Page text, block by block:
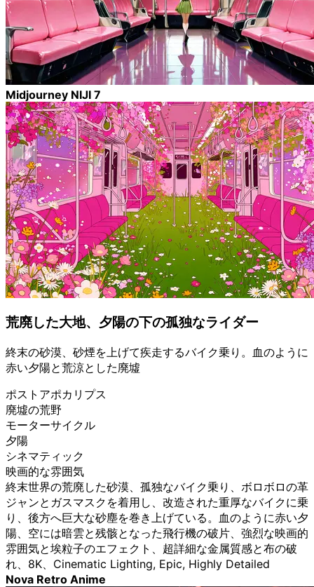
Midjourney NIJI 7
荒廃した大地、夕陽の下の孤独なライダー
終末の砂漠、砂煙を上げて疾走するバイク乗り。血のように
赤い夕陽と荒涼とした廃墟
ポストアポカリプス
廃墟の荒野
モーターサイクル
夕陽
シネマティック
映画的な雰囲気
終末世界の荒廃した砂漠、孤独なバイク乗り、ボロボロの革
ジャンとガスマスクを着用し、改造された重厚なバイクに乗
り、後方へ巨大な砂塵を巻き上げている。血のように赤い夕
陽、空には暗雲と残骸となった飛行機の破片、強烈な映画的
雰囲気と埃粒子のエフェクト、超詳細な金属質感と布の破
れ、8K、Cinematic Lighting, Epic, Highly Detailed
Nova Retro Anime